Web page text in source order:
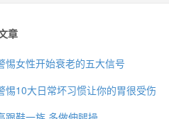
章
惕女性开始衰老的五大信号
惕10大日常坏习惯让你的胃很受伤